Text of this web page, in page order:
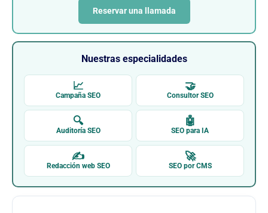
Reservar una llamada
Nuestras especialidades
📈
Campaña SEO
🤝
Consultor SEO
🔍
Auditoría SEO
🤖
SEO para IA
✍
Redacción web SEO
🚀
SEO por CMS